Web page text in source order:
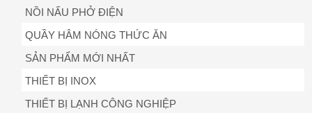
NỒI NẤU PHỞ ĐIỆN
QUẦY HÂM NÓNG THỨC ĂN
SẢN PHẨM MỚI NHẤT
THIẾT BỊ INOX
THIẾT BỊ LẠNH CÔNG NGHIỆP